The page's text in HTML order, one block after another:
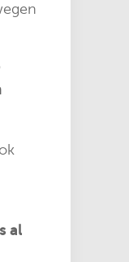
al